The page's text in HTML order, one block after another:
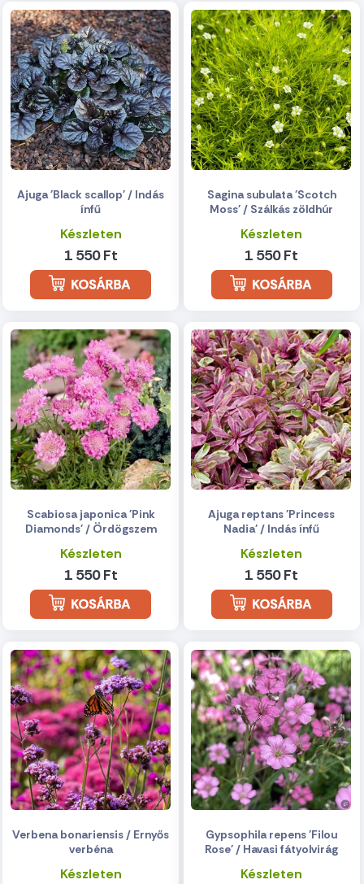
Ajuga 'Black scallop' / Indás
ínfű
Készleten
1 550 Ft
Sagina subulata 'Scotch
Moss' / Szálkás zöldhúr
Készleten
1 550 Ft
Scabiosa japonica 'Pink
Diamonds' / Ördögszem
Készleten
1 550 Ft
Ajuga reptans 'Princess
Nadia' / Indás ínfű
Készleten
1 550 Ft
Verbena bonariensis / Ernyős
verbéna
Készleten
Gypsophila repens 'Filou
Rose' / Havasi fátyolvirág
Készleten